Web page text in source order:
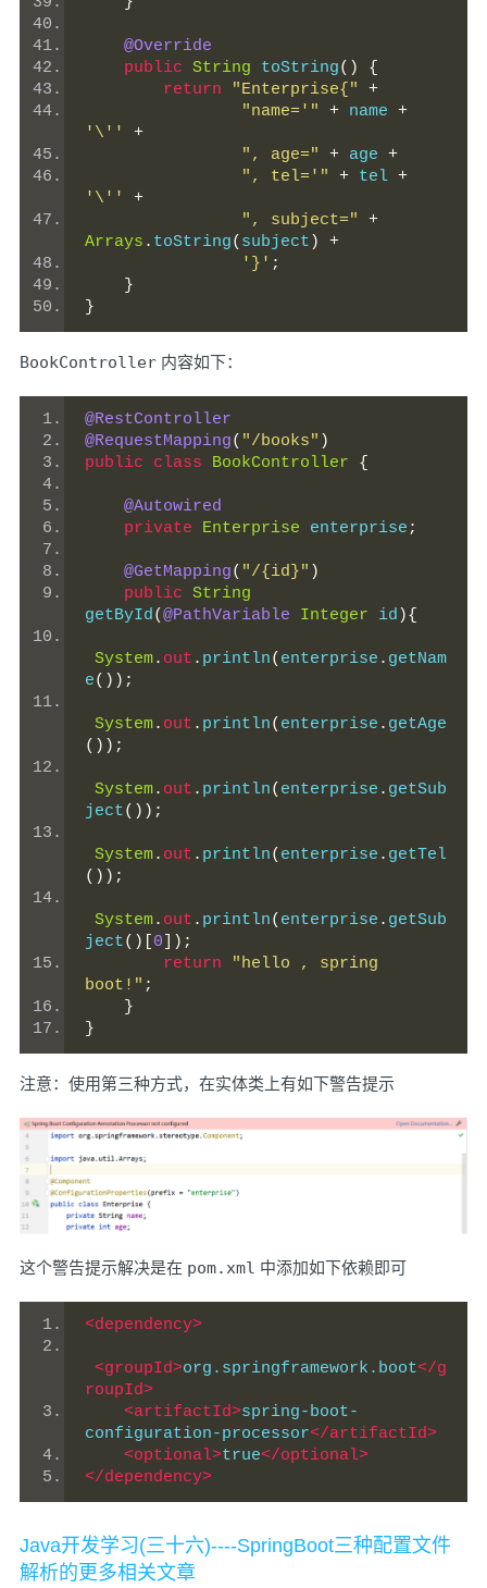
@Override
public String toString()
{
return
"Enterprise{"
+
"name='"
+ name +
'\''
+
", age="
+ age +
", tel='"
+ tel +
'\''
+
", subject="
+
Arrays . toString( subject )
+
'}' ;
}
}
BookController 内容如下：
@RestController
@RequestMapping( "/books" )
public
class BookController {
@Autowired
private
Enterprise enterprise ;
@GetMapping( "/{id}" )
public String
getById(@PathVariable Integer id ){
System. out . println( enterprise . getNam
e());
System. out . println( enterprise . getAge
());
System. out . println( enterprise . getSub
ject());
System. out . println( enterprise . getTel
());
System. out . println( enterprise . getSub
ject()[ 0 ]);
return
"hello , spring
boot!" ;
}
}
注意：使用第三种方式，在实体类上有如下警告提示
这个警告提示解决是在 pom.xml 中添加如下依赖即可
<dependency>
<groupId>org.springframework.boot</g
roupId>
<artifactId>spring-boot-
configuration-processor</artifactId>
<optional>true</optional>
</dependency>
Java开发学习(三十六)----SpringBoot三种配置文件
解析的更多相关文章